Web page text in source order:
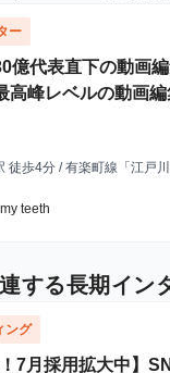
ー
億代表直下の動画
高峰レベルの動画編
徒歩4分 / 有楽町線「江戸川
teeth
する長期イン
ング
7月採用拡大中】